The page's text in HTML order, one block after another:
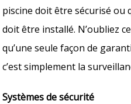
piscine doit être sécurisé ou
doit être installé. N’oubliez
qu’une seule façon de
c’est simplement la
Systèmes de sécurité